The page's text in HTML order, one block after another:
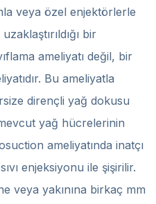
veya özel enjektörlerle
bir
ameliyatı değil, bir
Bu ameliyatla
dirençli yağ dokusu
yağ hücrelerinin
ameliyatında inatçı
enjeksiyonu ile şişirilir.
veya yakınına birkaç mm